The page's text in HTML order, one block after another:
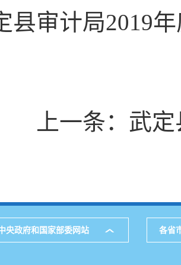
县审计局2019
上一条： 武
央政府和国家部委网站 各省